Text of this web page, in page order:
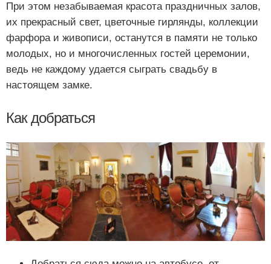
При этом незабываемая красота праздничных залов,
их прекрасный свет, цветочные гирлянды, коллекции
фарфора и живописи, останутся в памяти не только
молодых, но и многочисленных гостей церемонии,
ведь не каждому удается сыграть свадьбу в
настоящем замке.
Как добраться